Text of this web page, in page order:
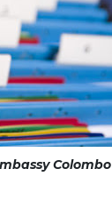
Colombo